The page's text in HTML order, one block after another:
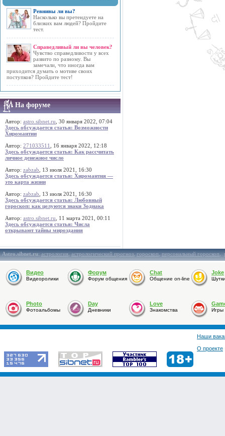
Ревнивы ли вы?
Насколько вы претендуете на
близких вам людей? Пройдите
тест.
Справедливый ли вы человек?
Чувство справедливости у всех
развито по разному. Вы
замечали, что иногда вам
приходится думать о мотиве своих
поступков? Пройдите тест!
На форуме
Автор: astro.sibnet.ru , 30 января 2022, 07:04
Здесь обсуждается статья: Возможности
Хиромантии
Автор: 271033511
, 16 января 2022, 12:18
Здесь обсуждается статья: Как рассчитать
личное денежное число
Автор: zabzab , 13 июля 2021, 16:30
Здесь обсуждается статья: Хиромантия —
это карта жизни
Автор: zabzab , 13 июля 2021, 16:30
Здесь обсуждается статья: Любовный
гороскоп: как целуются знаки Зодиака
Автор: astro.sibnet.ru , 11 марта 2021, 00:11
Здесь обсуждается статья: Числа
открывают тайны мироздания
Astro.sibnet.ru:астрология,астрологический прогноз,гороскоп,персональный гороскоп,
Видео
Видеоролики
Форум
Форум общения
Chat
Общение on-line
Joke
Photo
Фотоальбомы
Day
Дневники
Love
Знакомства Игры
Наши
О проекте